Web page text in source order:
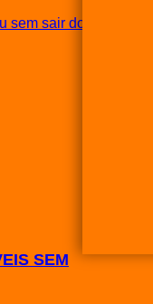
sem sair do
SEM